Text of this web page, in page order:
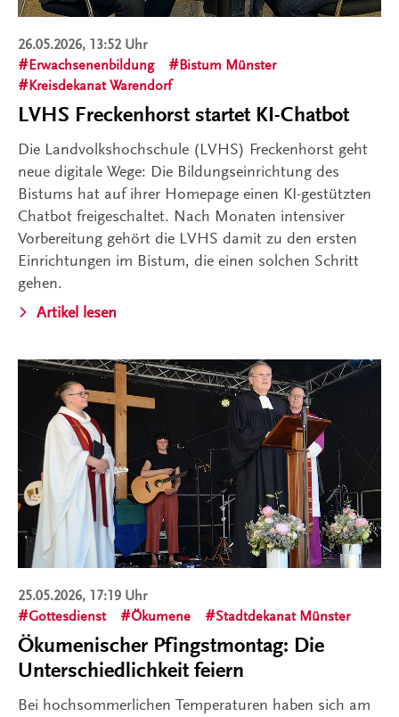
26.05.2026, 13:52 Uhr
Erwachsenenbildung
Bistum Münster
Kreisdekanat Warendorf
LVHS Freckenhorst startet KI-Chatbot
Die Landvolkshochschule (LVHS) Freckenhorst geht
neue digitale Wege: Die Bildungseinrichtung des
Bistums hat auf ihrer Homepage einen KI-gestützten
Chatbot freigeschaltet. Nach Monaten intensiver
Vorbereitung gehört die LVHS damit zu den ersten
Einrichtungen im Bistum, die einen solchen Schritt
gehen.
Artikel lesen
25.05.2026, 17:19 Uhr
Gottesdienst
Ökumene Stadtdekanat Münster
Ökumenischer Pfingstmontag: Die
Unterschiedlichkeit feiern
Bei hochsommerlichen Temperaturen haben sich am